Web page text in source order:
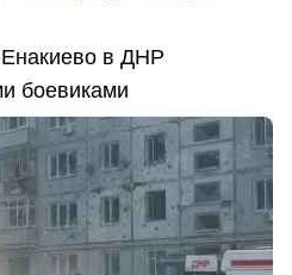
в ДНР
боевиками